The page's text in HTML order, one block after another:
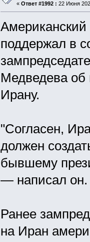
« Ответ #1992 : 22 Июня
поддержал в
Медведева об
Ирану.
"Согласен,
должен
бывшему
— написал он.
Ранее
на Иран